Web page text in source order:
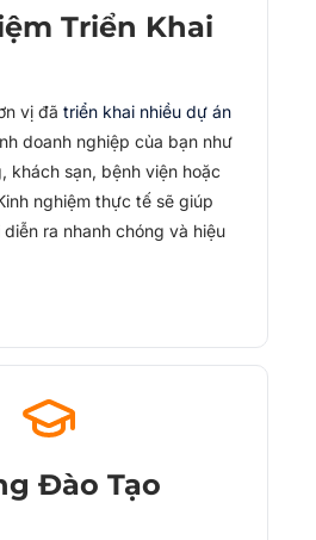
Triển Khai
vị đã triển khai nhiều dự án
doanh nghiệp của bạn như
khách sạn, bệnh viện hoặc
nghiệm thực tế sẽ giúp
ra nhanh chóng và hiệu
Đào Tạo